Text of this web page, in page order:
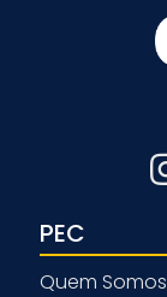
PEC
Quem Somos